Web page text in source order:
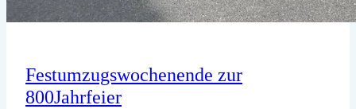
Festumzugswochenende zur
800Jahrfeier